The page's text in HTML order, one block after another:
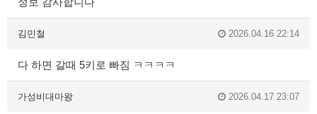
김민철 2026.04.16 22:14
다 하면 갈때 5키로 빠짐 ㅋㅋㅋㅋ
가성비대마왕 2026.04.17 23:07